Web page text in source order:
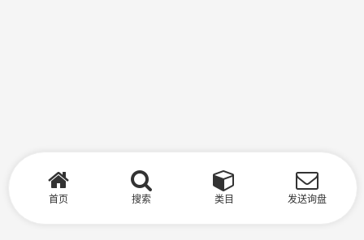
首页 搜索 类目 发送询盘